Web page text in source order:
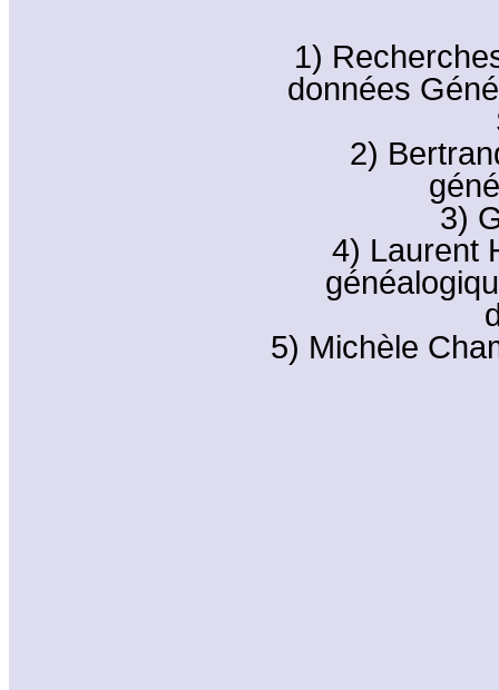
1)
données
2)
3)
4) Laurent
5) Michèle